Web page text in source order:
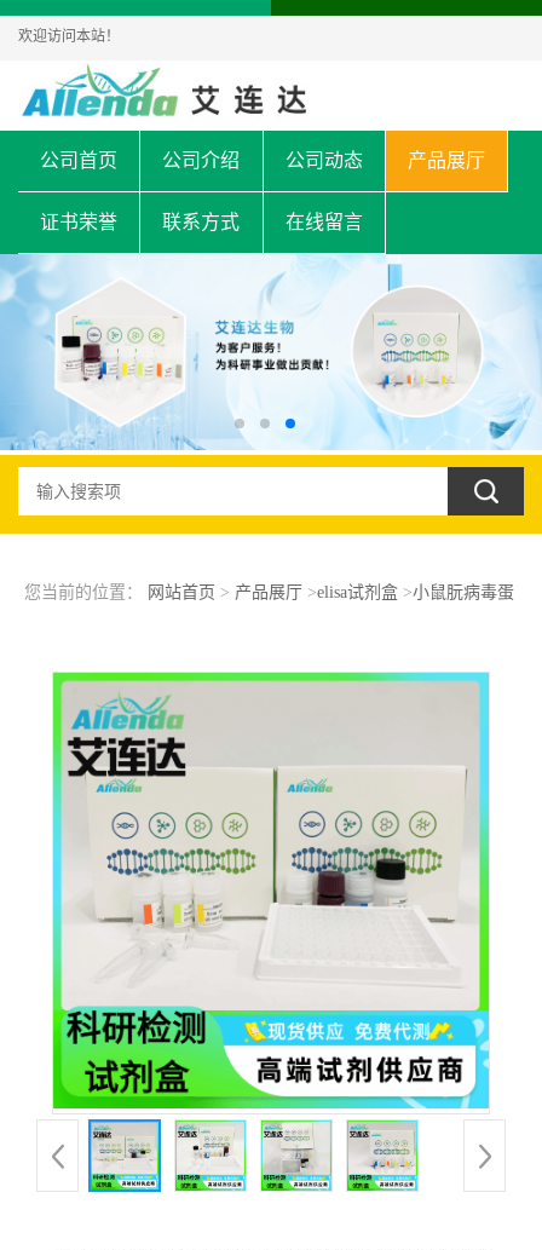
欢迎访问本站！
公司首页 公司介绍 公司动态 产品展厅
证书荣誉 联系方式 在线留言
您当前的位置： 网站首页 > 产品展厅 >elisa试剂盒>小鼠朊病毒蛋